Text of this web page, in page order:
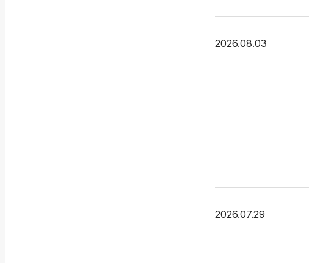
2026.08.03
2026.07.29